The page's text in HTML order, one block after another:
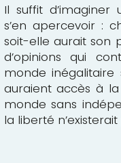
Il suffit
s’en apercevoir :
soit-elle aurait son
d’opinions qui
monde
auraient accès à
monde sans
la liberté n’existerait